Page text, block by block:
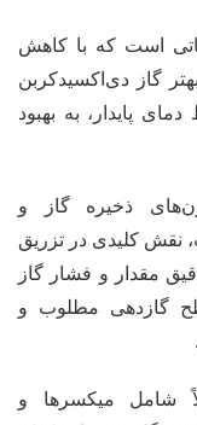
است که با کاهش
گاز دی‌اکسیدکربن
پایدار، به بهبود
ذخیره گاز و
نقش کلیدی در تزریق
مقدار و فشار گاز
گازدهی مطلوب و
شامل میکسرها و